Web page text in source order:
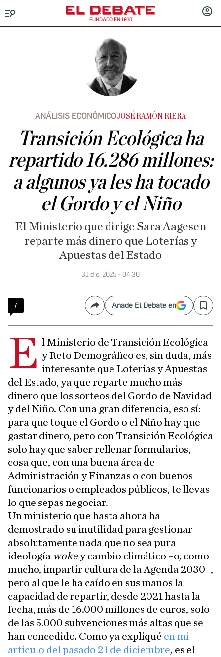
FUNDADO EN 1910
ANÁLISIS ECONÓMICOJOSÉ RAMÓN RIERA
Transición Ecológica ha
repartido 16.286 millones:
a algunos ya les ha tocado
el Gordo y el Niño
El Ministerio que dirige Sara Aagesen
reparte más dinero que Loterías y
Apuestas del Estado
31 dic. 2025 - 04:30
7 CompartirAñade El Debate en Save
E l Ministerio de Transición Ecológica
y Reto Demográfico es, sin duda, más
interesante que Loterías y Apuestas
del Estado, ya que reparte mucho más
dinero que los sorteos del Gordo de Navidad
y del Niño. Con una gran diferencia, eso sí:
para que toque el Gordo o el Niño hay que
gastar dinero, pero con Transición Ecológica
solo hay que saber rellenar formularios,
cosa que, con una buena área de
Administración y Finanzas o con buenos
funcionarios o empleados públicos, te llevas
lo que sepas negociar.
Un ministerio que hasta ahora ha
demostrado su inutilidad para gestionar
absolutamente nada que no sea pura
ideología wokey cambio climático –o, como
mucho, impartir cultura de la Agenda 2030–,
pero al que le ha caído en sus manos la
capacidad de repartir, desde 2021 hasta la
fecha, más de 16.000 millones de euros, solo
de las 5.000 subvenciones más altas que se
han concedido. Como ya expliqué en mi
artículo del pasado 21 de diciembre, es el